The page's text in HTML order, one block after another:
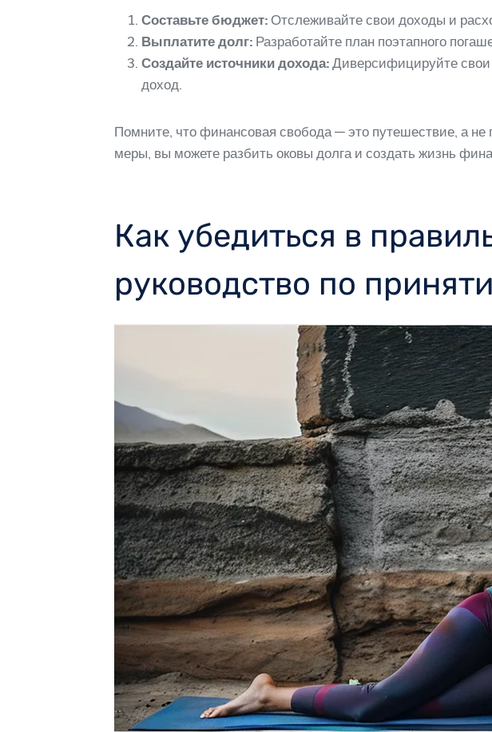
Составьте бюджет: Отслеживайте свои доходы и
Выплатите долг: Разработайте план поэтапного
Создайте источники дохода: Диверсифицируйте свои
доход.
Помните, что финансовая свобода — это путешествие, а
меры, вы можете разбить оковы долга и создать жизнь
Как убедиться в
руководство по